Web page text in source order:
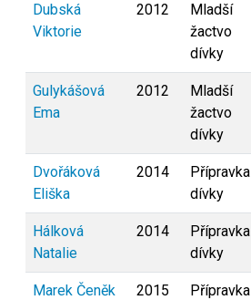
Dubská
Viktorie
2012
Mladší
žactvo
dívky
Gulykášová
Ema
2012
Mladší
žactvo
dívky
Dvořáková
Eliška
2014
Přípravka
dívky
Hálková
Natalie
2014
Přípravka
dívky
Marek Čeněk 2015 Přípravka